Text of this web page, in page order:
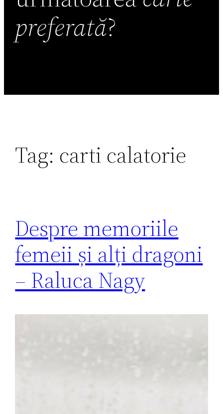
preferată?
Tag: carti calatorie
Despre memoriile
femeii și alți dragoni
– Raluca Nagy